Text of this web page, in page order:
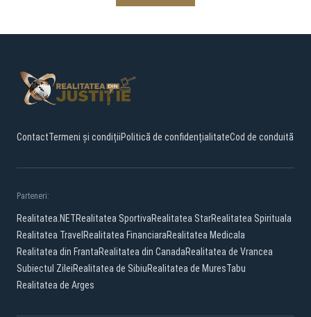
ContactTermeni și condițiiPolitică de confidențialitateCod de conduită
Parteneri:
Realitatea.NETRealitatea SportivaRealitatea StarRealitatea Spirituala
Realitatea Travel Realitatea FinanciaraRealitatea Medicala
Realitatea din FrantaRealitatea din CanadaRealitatea de Vrancea
Subiectul ZileiRealitatea de SibiuRealitatea de MuresTabu
Realitatea de Arges